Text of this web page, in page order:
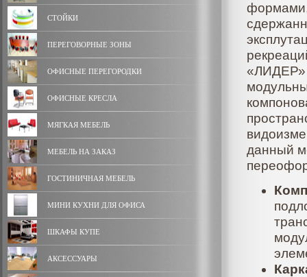
СТОЙКИ
ПЕРЕГОВОРНЫЕ ЗОНЫ
ОФИСНЫЕ ПЕРЕГОРОДКИ
ОФИСНЫЕ КРЕСЛА
МЯГКАЯ МЕБЕЛЬ
МЕБЕЛЬ НА ЗАКАЗ
ГОСТИНИЧНАЯ МЕБЕЛЬ
МИНИ КУХНИ ДЛЯ ОФИСА
ШКАФЫ КУПЕ
АКСЕССУАРЫ
«ЛИДЕР»
данный